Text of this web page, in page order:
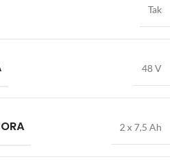
Tak
48 V
2 x 7,5 Ah